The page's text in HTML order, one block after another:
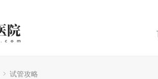
试管攻略